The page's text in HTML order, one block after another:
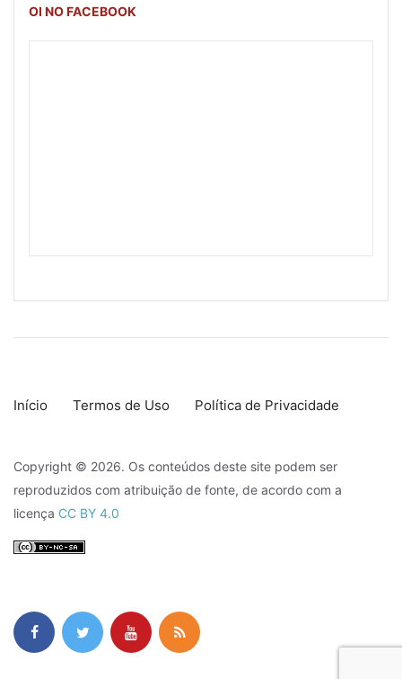
OI NO FACEBOOK
Início Termos de Uso Política de Privacidade
Copyright © 2026. Os conteúdos deste site podem ser
reproduzidos com atribuição de fonte, de acordo com a
licença CC BY 4.0